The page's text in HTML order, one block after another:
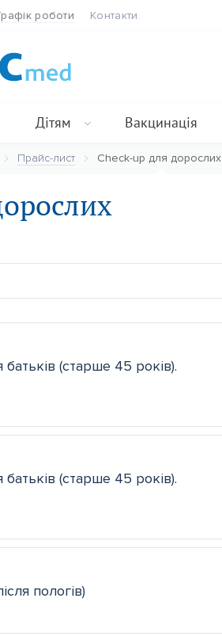
роботи Контакти
Дітям Вакцинація
Прайс-лист Check-up для дорослих
(старше 45 років).
(старше 45 років).
пологів)